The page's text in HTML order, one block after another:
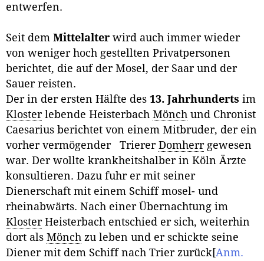
entwerfen.
Seit dem Mittelalter wird auch immer wieder
von weniger hoch gestellten Privatpersonen
berichtet, die auf der Mosel, der Saar und der
Sauer reisten.
Der in der ersten Hälfte des 13. Jahrhunderts im
Klosterlebende Heisterbach Mönch und Chronist
Caesarius berichtet von einem Mitbruder, der ein
vorher vermögender Trierer Domherrgewesen
war. Der wollte krankheitshalber in Köln Ärzte
konsultieren. Dazu fuhr er mit seiner
Dienerschaft mit einem Schiff mosel- und
rheinabwärts. Nach einer Übernachtung im
KlosterHeisterbach entschied er sich, weiterhin
dort als Mönch zu leben und er schickte seine
Diener mit dem Schiff nach Trier zurück [Anm.